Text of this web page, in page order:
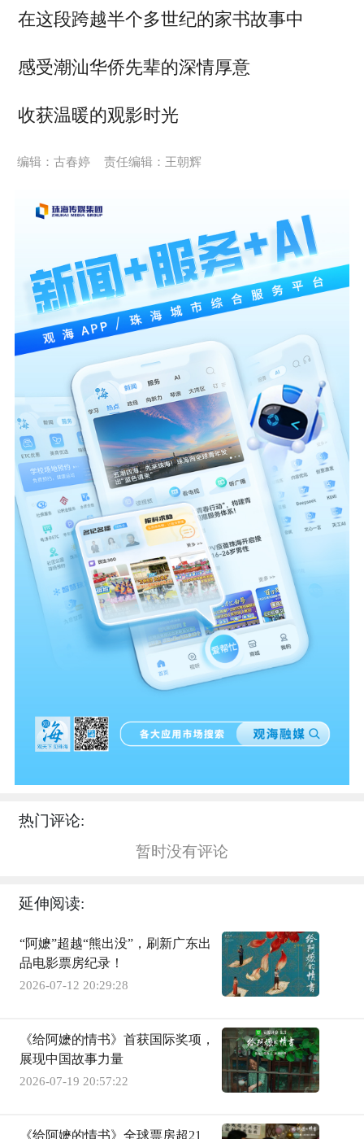
在这段跨越半个多世纪的家书故事中
感受潮汕华侨先辈的深情厚意
收获温暖的观影时光
编辑：古春婷 责任编辑：王朝辉
热门评论:
暂时没有评论
延伸阅读:
“阿嬷”超越“熊出没”，刷新广东出
品电影票房纪录！
2026-07-12 20:29:28
《给阿嬷的情书》首获国际奖项，
展现中国故事力量
2026-07-19 20:57:22
《给阿嬷的情书》全球票房超21